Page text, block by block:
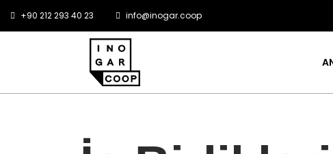
+90 212 293 40 23 info@inogar.coop